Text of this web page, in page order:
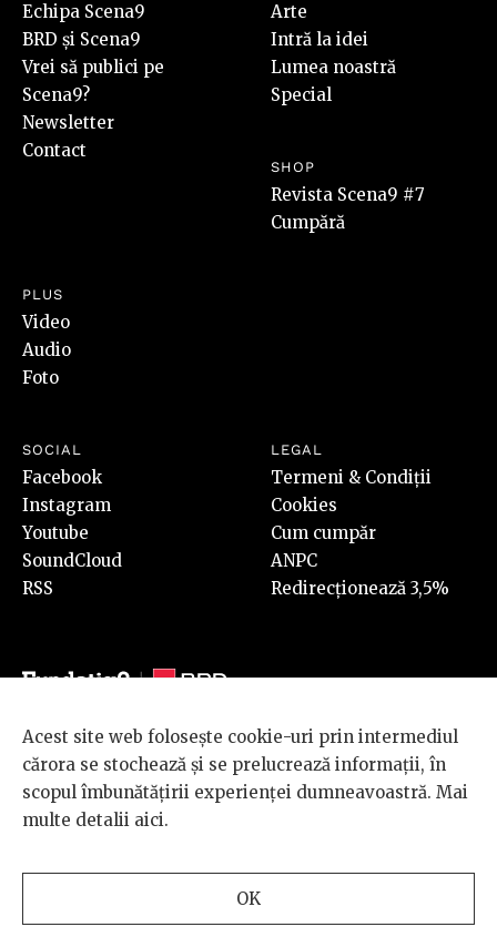
Echipa Scena9
BRD și Scena9
Vrei să publici pe
Scena9?
Newsletter
Contact
Arte
Intră la idei
Lumea noastră
Special
SHOP
Revista Scena9 #7
Cumpără
PLUS
Video
Audio
Foto
SOCIAL
Facebook
Instagram
Youtube
SoundCloud
RSS
LEGAL
Termeni & Condiții
Cookies
Cum cumpăr
ANPC
Redirecționează 3,5%
© 2026 BRD Groupe Société Générale, toate drepturile rezervate.
Scena 9 este un proiect sustinut de
BRD GROUPE SOCIÉTÉ
GÉNÉRALE
Acest site web folosește cookie-uri prin intermediul
cărora se stochează și se prelucrează informații, în
scopul îmbunătățirii experienței dumneavoastră. Mai
multe detalii aici.
OK